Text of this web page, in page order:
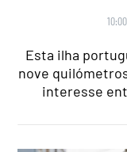
Esta ilha
nove
interesse